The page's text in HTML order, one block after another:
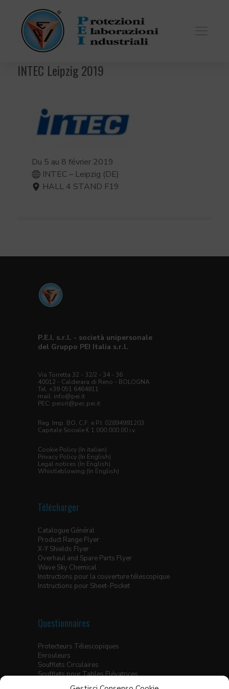
INTEC Leipzig 2019
Du 5 au 8 février 2019
INTEC – Leipzig (DE)
HALL 4 STAND F19
P.E.I. s.r.l. - società unipersonale
del Gruppo PEI Italia s.r.l.
Via Torretta 32 - 32/2 - 34 - 36
40012 - Calderara di Reno - BOLOGNA
Tel. +39 051 6464811
mail: info@pei.it
PEC: peisrl@pec.pei.it
Reg. Imp. BO, C.F. e P.I. 02894991203
Capitale Sociale € 1.000.000,00 i.v.
Cookie Policy (In italian)
Privacy Policy (In English)
Legal notices (In English)
Whistleblowing (In English)
Télécharger
Catalogue Général
Product Range Flyer
X-Y Shields Flyer
Overhaul and Spare Parts Flyer
Wave Sky Chemical
Instructions pour la couverture télescopique
Instructions pour Sheet-Pocket
Questionnaires
Protecteurs Télescopiques
Enrouleurs
Soufflets Circulaires
Soufflets pour Tables Elévatrices
Soufflets Thermo-Soudés